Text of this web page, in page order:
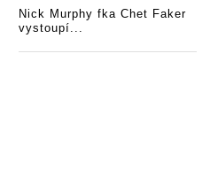
Nick Murphy fka Chet Faker
vystoupí...